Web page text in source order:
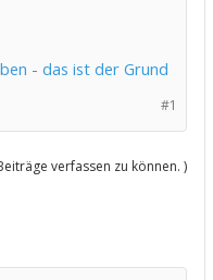
- das ist der Grund
#1
verfassen zu können. )